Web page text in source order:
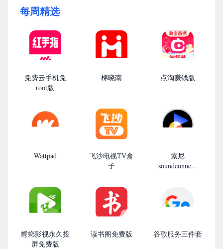
每周精选
免费云手机免
root版
棉晓南 点淘赚钱版
Wattpad
飞沙电视TV盒
子
索尼
soundconne...
螳螂影视永久投
屏免费版
读书阁免费版 谷歌服务三件套